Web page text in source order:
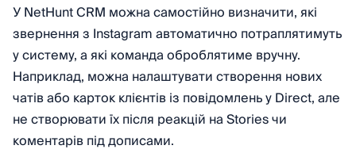
У NetHunt CRM можна самостійно визначити, які
звернення з Instagram автоматично потраплятимуть
у систему, а які команда оброблятиме вручну.
Наприклад, можна налаштувати створення нових
чатів або карток клієнтів із повідомлень у Direct, але
не створювати їх після реакцій на Stories чи
коментарів під дописами.